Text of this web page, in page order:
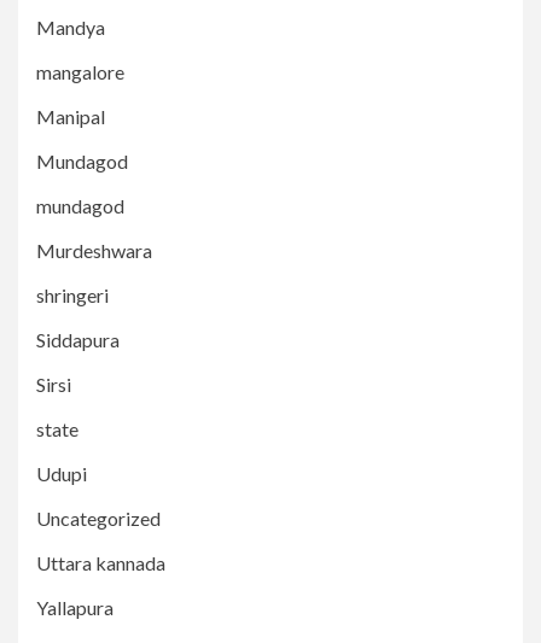
Mandya
mangalore
Manipal
Mundagod
mundagod
Murdeshwara
shringeri
Siddapura
Sirsi
state
Udupi
Uncategorized
Uttara kannada
Yallapura